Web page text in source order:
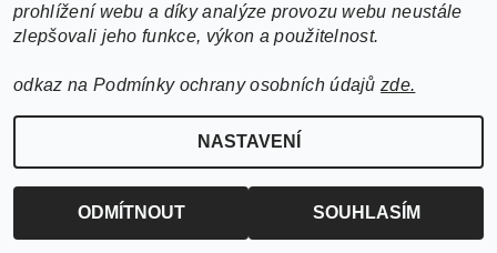
2026 ©cigarro, všechna práva vyhrazenaUpravit nastavení cookies
prohlížení webu a díky analýze provozu webu neustále
zlepšovali jeho funkce, výkon a použitelnost.
odkaz na Podmínky ochrany osobních údajůzde.
NASTAVENÍ
ODMÍTNOUT SOUHLASÍM